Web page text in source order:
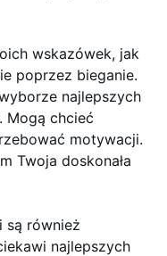
wskazówek, jak
poprzez bieganie.
najlepszych
Mogą chcieć
motywacji.
Twoja doskonała
są również
najlepszych